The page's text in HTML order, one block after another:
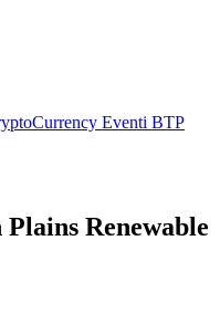
Eventi BTP
Renewable